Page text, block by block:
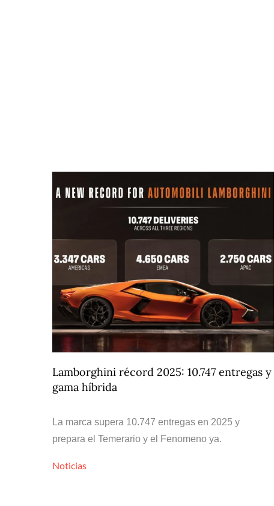
Lamborghini récord 2025: 10.747 entregas y
gama híbrida
La marca supera 10.747 entregas en 2025 y
prepara el Temerario y el Fenomeno ya.
Noticias